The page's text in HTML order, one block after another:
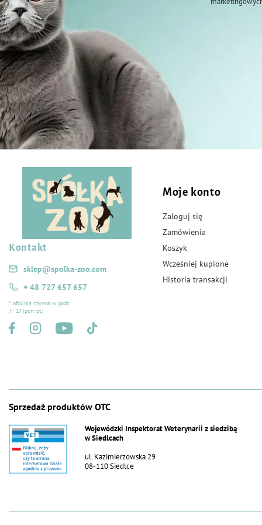
Kontakt
sklep@spolka-zoo.com
+ 48 727 657 657
*Infolinia czynna w godz.
7 - 17 (pon.-pt.)
Moje konto
Zaloguj się
Zamówienia
Koszyk
Wcześniej kupione
Historia transakcji
Sprzedaż produktów OTC
Wojewódzki Inspektorat Weterynarii z siedzibą
w Siedlcach
ul. Kazimierzowska 29
08-110 Siedlce